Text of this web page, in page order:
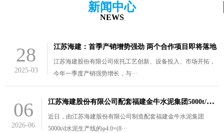
新闻中心
NEWS
28
2025-03
江苏海建：首季产销增势强劲 两个合作项目即将落地
江苏海建股份有限公司依托工艺创新、设备投入、市场开拓，
今年一季度产销强势增长，与···
06
2026-06
江
苏海建股份有限公司配套福建金牛水泥集团5000t/d水泥生产线的￠4.0×（8.5+3）m风扫煤磨装车发货
近日，由江苏海建股份有限公司制造配套福建金牛水泥集团
5000t/d水泥生产线的φ4.0×(8···